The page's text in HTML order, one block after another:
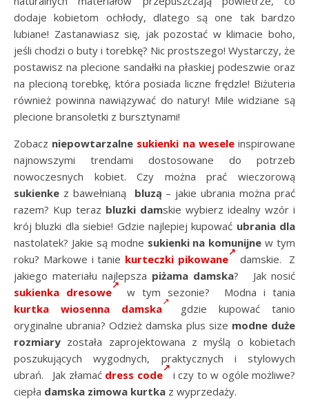
dodaje kobietom ochłody, dlatego są one tak bardzo
lubiane! Zastanawiasz się, jak pozostać w klimacie boho,
jeśli chodzi o buty i torebkę? Nic prostszego! Wystarczy, że
postawisz na plecione sandałki na płaskiej podeszwie oraz
na plecioną torebkę, która posiada liczne frędzle! Biżuteria
również powinna nawiązywać do natury! Mile widziane są
plecione bransoletki z bursztynami!
Zobacz niepowtarzalne sukienki na weseleinspirowane
najnowszymi trendami dostosowane do potrzeb
nowoczesnych kobiet. Czy można prać wieczorową
sukienke z bawełnianą bluzą – jakie ubrania można prać
razem? Kup teraz bluzki damskie wybierz idealny wzór i
krój bluzki dla siebie! Gdzie najlepiej kupować ubrania dla
nastolatek? Jakie są modne sukienki na komunijnew tym
roku? Markowe i tanie kurteczki pikowane
damskie. Z
jakiego materiału najlepsza piżama damska? Jak nosić
sukienka dresowe
w tym sezonie? Modna i tania
kurtka wiosenna damska
gdzie kupować tanio
oryginalne ubrania? Odzież damska plus size modne duże
rozmiary została zaprojektowana z myślą o kobietach
poszukujących wygodnych, praktycznych i stylowych
ubrań. Jak złamać dress code
i czy to w ogóle możliwe?
ciepła damska zimowa kurtka z wyprzedaży.